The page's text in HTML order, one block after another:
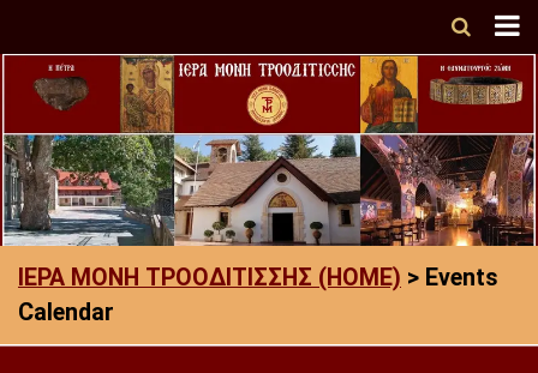
ΙΕΡΑ ΜΟΝΗ ΤΡΟΟΔΙΤΙΣΣΗΣ (HOME) > Events
Calendar